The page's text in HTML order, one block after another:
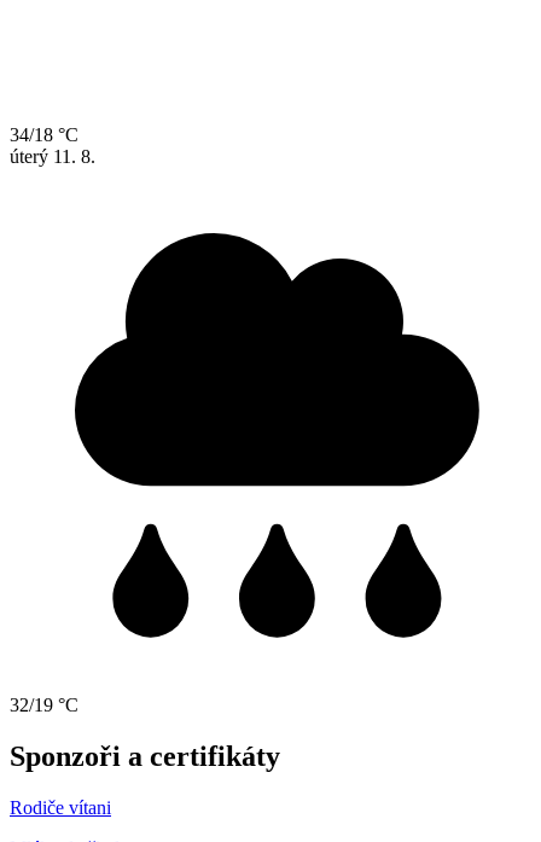
34/18 °C
úterý 11. 8.
32/19 °C
Sponzoři a certifikáty
Rodiče vítani